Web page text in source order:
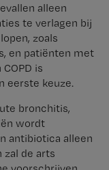
alleen
te verlagen bij
zoals
en patiënten met
is
eerste keuze.
bronchitis,
wordt
antibiotica alleen
zal de arts